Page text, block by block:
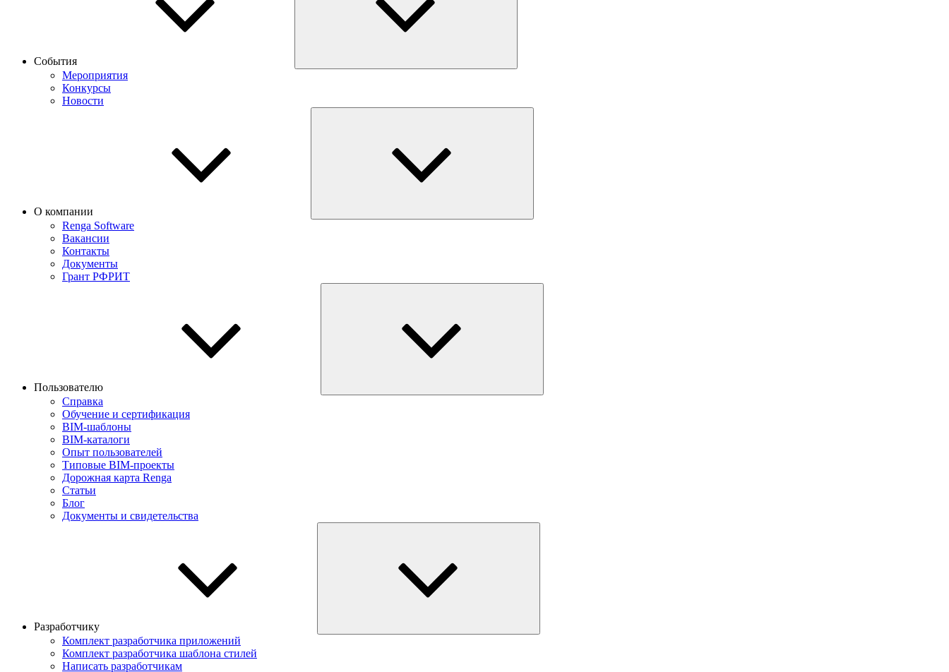
События
Мероприятия
Конкурсы
Новости
О компании
Renga Software
Вакансии
Контакты
Документы
Грант РФРИТ
Пользователю
Справка
Обучение и сертификация
BIM-шаблоны
BIM-каталоги
Опыт пользователей
Типовые BIM-проекты
Дорожная карта Renga
Статьи
Блог
Документы и свидетельства
Разработчику
Комплект разработчика приложений
Комплект разработчика шаблона стилей
Написать разработчикам